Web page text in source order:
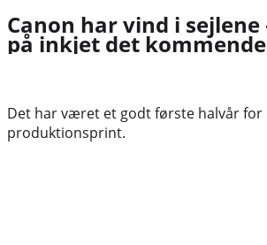
Canon har vind i sejlene
på inkjet det
Det har været et godt første halvår for
produktionsprint.